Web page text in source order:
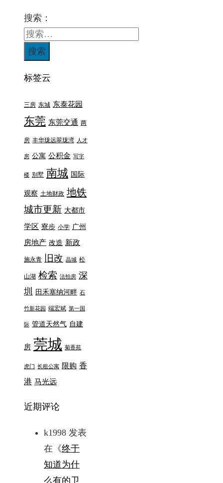
搜索：
标签云
三房 东城 东泰花园
东莞 东莞交通 两
房 丰华珑远翠珑湾 人才
房 公寓 公积金 写字
楼 别墅 南城 国际
观察 土地财政 地铁
城市更新 大都市
学区 寮步 小学 广州
房地产 改造 新政
施永青 旧改 晶城 松
山湖 检索 法拍房 深
圳
田禾塞纳河畔 石
竹新花园 端宏斌 第一国
际 管道天然气 自建
房 莞城 菊香苑
虎门 长租公寓 限购 香
港 马光远
近期评论
k1998 发表
在《终于
知道为什
么有的卫